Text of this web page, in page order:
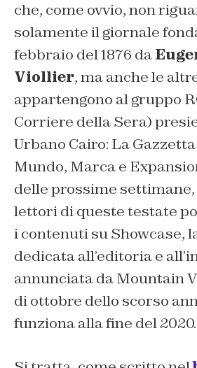
che, come ovvio, non
solamente il giornale
febbraio del 1876 da
Viollier, ma anche le
appartengono al gruppo
Corriere della Sera)
Urbano Cairo: La
Mundo, Marcae
delle prossime
lettori di queste testate
i contenuti su Showcase,
dedicata all’editoria e
annunciata da Mountain
di ottobre dello scorso
funziona alla fine del 2020.